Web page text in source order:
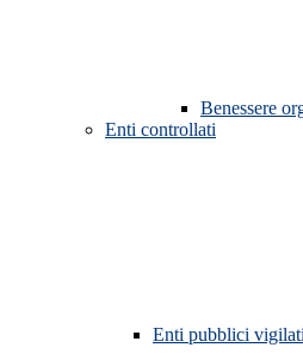
Benessere
Enti controllati
Enti pubblici vigilati